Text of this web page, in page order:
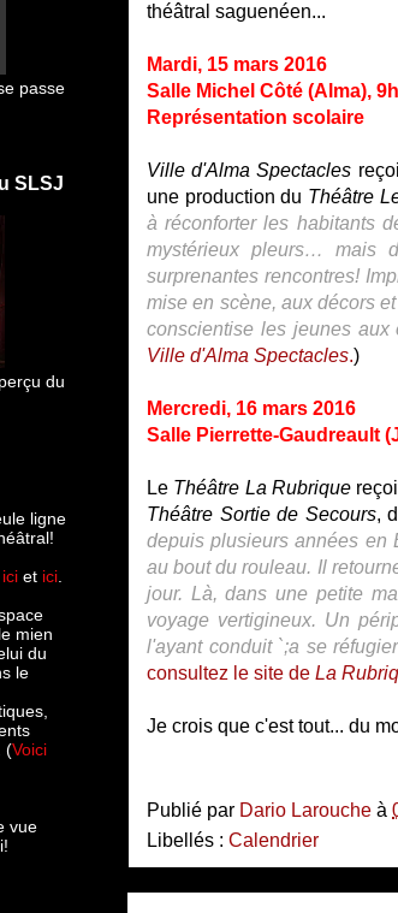
théâtral saguenéen...
Mardi, 15 mars 2016
Salle Michel Côté (Alma),
Représentation scolaire
Ville d'Alma Spectacles
une production du Théâtre
à réconforter les habitants
mystérieux pleurs… mais
surprenantes rencontres!
mise en scène, aux décors
conscientise les jeunes aux
Ville d'Alma Spectacles.)
Mercredi, 16 mars 2016
Salle Pierrette-Gaudreault
Le Théâtre La Rubrique
Théâtre Sortie de Secours,
depuis plusieurs années en
au bout du rouleau. Il
jour. Là, dans une petite
voyage vertigineux. Un
l'ayant conduit `;a se
consultez le site de La
Je crois que c'est tout... du
Publié par Dario Larouche à
Libellés : Calendrier
passe
SLSJ
du
ligne
ici et ici
mien
du
le
(Voici
vue